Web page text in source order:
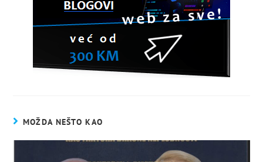
MOŽDA NEŠTO KAO